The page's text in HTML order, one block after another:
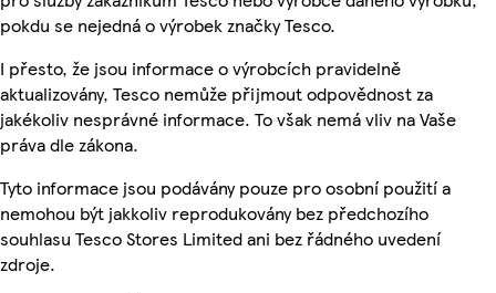
pokdu se nejedná o výrobek značky Tesco.
I přesto, že jsou informace o výrobcích pravidelně
aktualizovány, Tesco nemůže přijmout odpovědnost za
jakékoliv nesprávné informace. To však nemá vliv na Vaše
práva dle zákona.
Tyto informace jsou podávány pouze pro osobní použití a
nemohou být jakkoliv reprodukovány bez předchozího
souhlasu Tesco Stores Limited ani bez řádného uvedení
zdroje.